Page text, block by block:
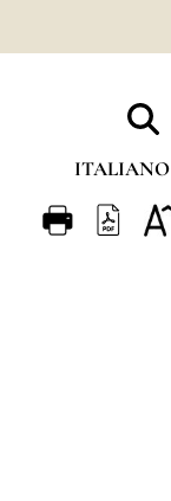
ITALIANO
FRANÇAIS